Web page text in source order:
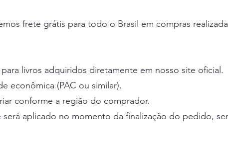
frete grátis para todo o Brasil em compras
livros adquiridos diretamente em nosso site oficial.
econômica (PAC ou similar).
conforme a região do comprador.
aplicado no momento da finalização do pedido,